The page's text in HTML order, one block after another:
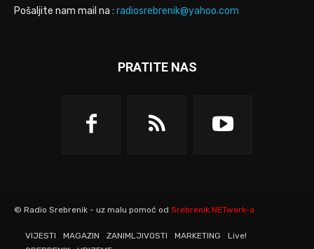
Pošaljite nam mail na : radiosrebrenik@yahoo.com
PRATITE NAS
© Radio Srebrenik - uz malu pomoć od Srebrenik.NETwork-a
VIJESTI MAGAZIN ZANIMLJIVOSTI MARKETING
Live!